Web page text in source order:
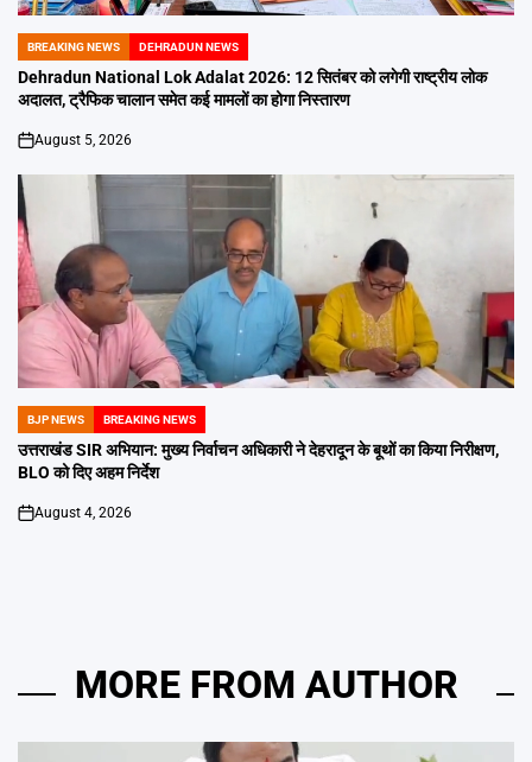
POSTED
IN
BREAKING NEWS DEHRADUN NEWS
Dehradun National Lok Adalat 2026: 12 सितंबर को लगेगी राष्ट्रीय लोक
अदालत, ट्रैफिक चालान समेत कई मामलों का होगा निस्तारण
on
August 5, 2026
POSTED
IN
BJP NEWS BREAKING NEWS
उत्तराखंड SIR अभियान: मुख्य निर्वाचन अधिकारी ने देहरादून के बूथों का किया निरीक्षण,
BLO को दिए अहम निर्देश
on
August 4, 2026
MORE FROM AUTHOR